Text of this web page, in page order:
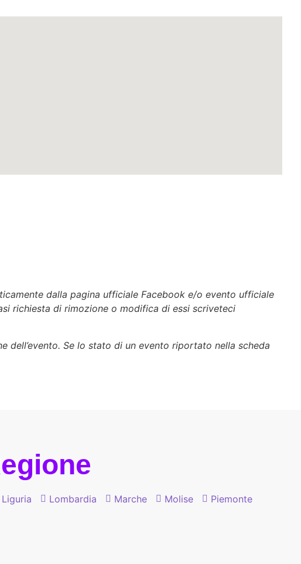
dalla pagina ufficiale Facebook e/o evento ufficiale
richiesta di rimozione o modifica di essi scriveteci
dell’evento. Se lo stato di un evento riportato nella scheda
Liguria Lombardia Marche Molise
Piemonte